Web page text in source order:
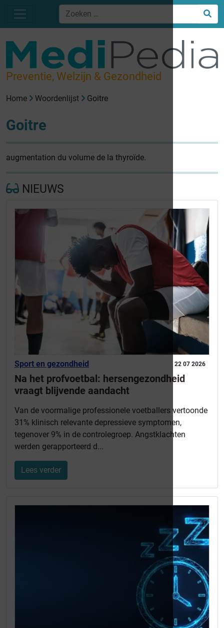
Preventie, Welzijn & Gezondheid
Home Woordenlijst Goitre
Goitre
augmentation du volume de la thyroïde.
NIEUWS
22 07 2026
Sport en gezondheid
Na het profvoetbal: hersengezondheid
vraagt blijvende aandacht
Van de voormalige professionele voetballers vertoonde
31% klinisch relevante depressieve symptomen,
tegenover 9% in de controlegroep. Angstklachten
werden gerapporteerd d...
Lees verder